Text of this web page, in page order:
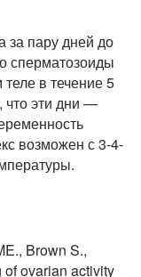
за пару дней до
сперматозоиды
в течение 5
что эти дни —
возможен с 3-4-
Brown S.,
of ovarian activity